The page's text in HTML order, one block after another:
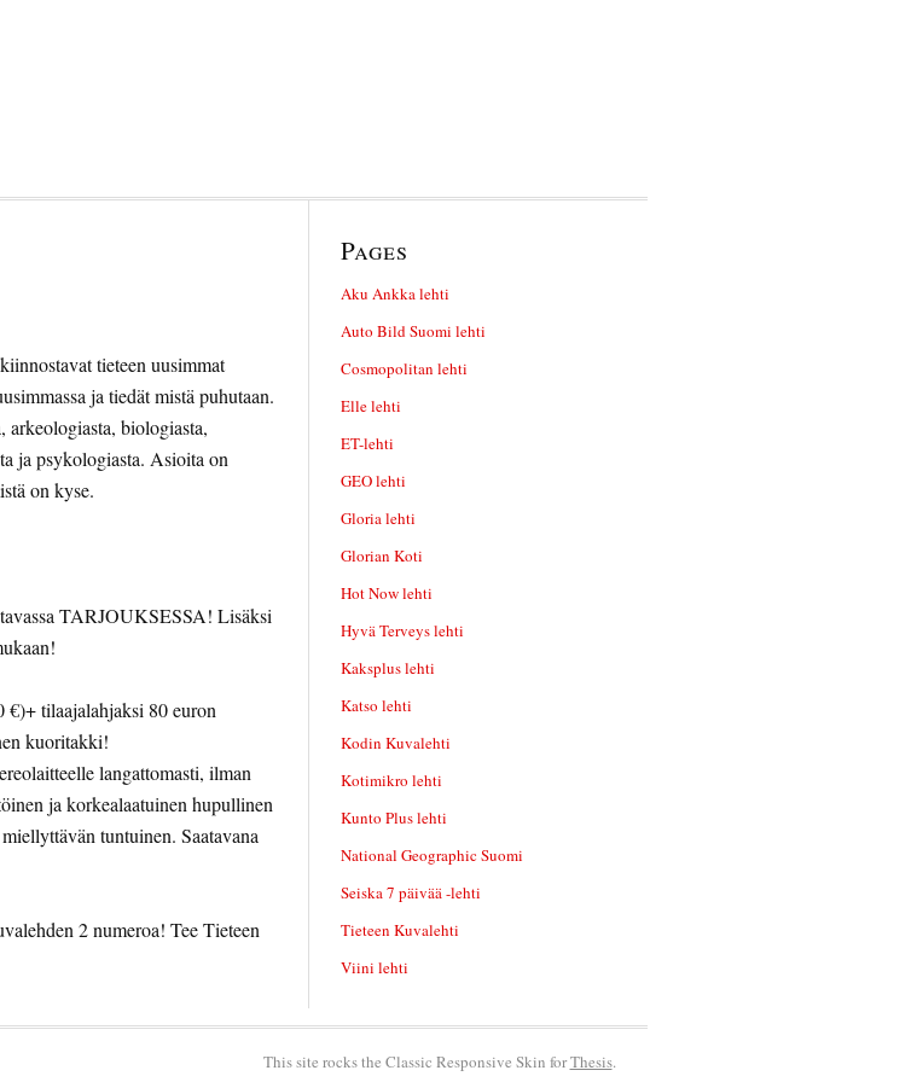
tieteen uusimmat
ja tiedät mistä puhutaan.
arkeologiasta, biologiasta,
ja psykologiasta. Asioita on
on kyse.
TARJOUKSESSA! Lisäksi
€)+ tilaajalahjaksi 80 euron
kuoritakki!
langattomasti, ilman
ja korkealaatuinen hupullinen
tuntuinen. Saatavana
2 numeroa! Tee Tieteen
Pages
Aku Ankka lehti
Auto Bild Suomi lehti
Cosmopolitan lehti
Elle lehti
ET-lehti
GEO lehti
Gloria lehti
Glorian Koti
Hot Now lehti
Hyvä Terveys lehti
Kaksplus lehti
Katso lehti
Kodin Kuvalehti
Kotimikro lehti
Kunto Plus lehti
National Geographic Suomi
Seiska 7 päivää -lehti
Tieteen Kuvalehti
Viini lehti
This site rocks the Classic Responsive Skin forThesis.